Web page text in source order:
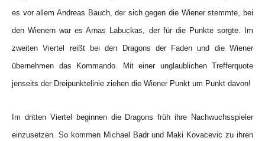
es vor allem Andreas Bauch, der sich gegen die Wiener stemmte, bei
den Wienern war es Arnas Labuckas, der für die Punkte sorgte. Im
zweiten Viertel reißt bei den Dragons der Faden und die Wiener
übernehmen das Kommando. Mit einer unglaublichen Trefferquote
jenseits der Dreipunktelinie ziehen die Wiener Punkt um Punkt davon!
Im dritten Viertel beginnen die Dragons früh ihre Nachwuchsspieler
einzusetzen. So kommen Michael Badr und Maki Kovacevic zu ihren